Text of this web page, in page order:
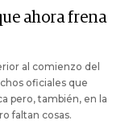
ahora frena
al comienzo del
oficiales que
pero, también, en la
faltan cosas.